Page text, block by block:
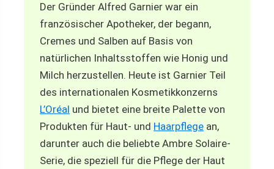
Der Gründer Alfred Garnier war ein
französischer Apotheker, der begann,
Cremes und Salben auf Basis von
natürlichen Inhaltsstoffen wie Honig und
Milch herzustellen. Heute ist Garnier Teil
des internationalen Kosmetikkonzerns
L’Oréal und bietet eine breite Palette von
Produkten für Haut- und Haarpflege an,
darunter auch die beliebte Ambre Solaire-
Serie, die speziell für die Pflege der Haut